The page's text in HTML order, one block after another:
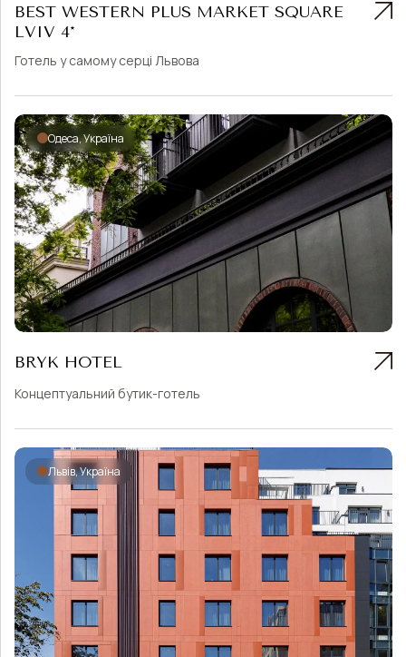
BEST WESTERN PLUS MARKET SQUARE
LVIV 4*
Готель у самому серці Львова
Одеса, Україна
BRYK HOTEL
Концептуальний бутик-готель
Львів, Україна